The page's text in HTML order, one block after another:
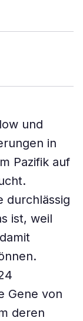
und
in
Pazifik auf
durchlässig
ist, weil
Gene von
deren